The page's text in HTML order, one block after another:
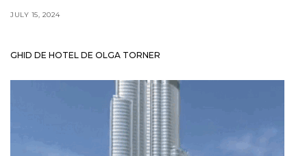
JULY 15, 2024
GHID DE HOTEL DE OLGA TORNER